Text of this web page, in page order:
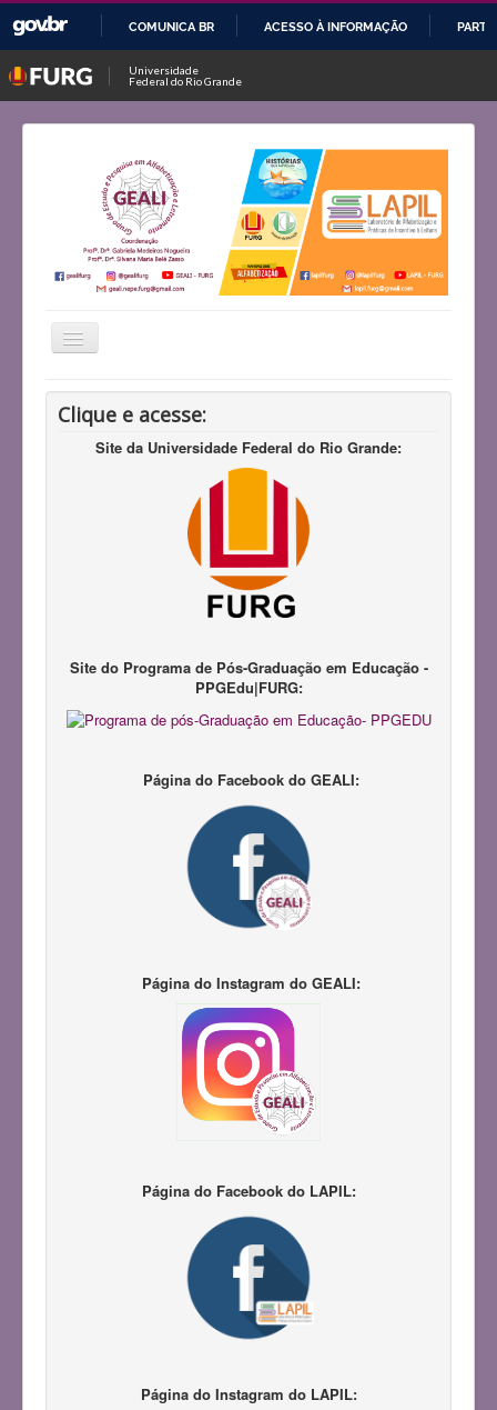
O
CONTEÚDO
COMUNICA BR ACESSO À INFORMAÇÃO
Universidade
Federal do Rio Grande
Alternar
Início
Histórico
Produções Acadêmicas
Participação em Eventos
Pedagogias da Infância
III Congresso do GEALI
Clique e acesse:
Site da Universidade Federal do Rio Grande:
Site do Programa de Pós-Graduação em Educação -
PPGEdu|FURG:
Página do Facebook do GEALI:
Página do Instagram do GEALI:
Página do Facebook do LAPIL:
Página do Instagram do LAPIL: